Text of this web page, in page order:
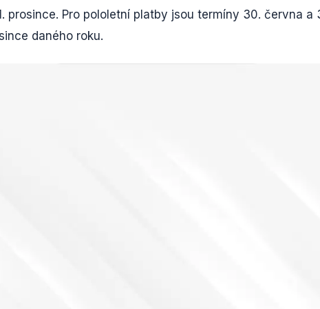
prosince. Pro pololetní platby jsou termíny 30. června a
daného roku.